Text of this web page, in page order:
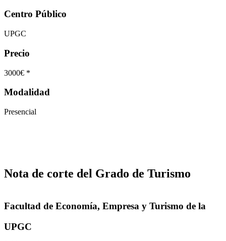
Centro Público
UPGC
Precio
3000€ *
Modalidad
Presencial
Nota de corte del Grado de Turismo
Facultad de Economía, Empresa y Turismo de la
UPGC